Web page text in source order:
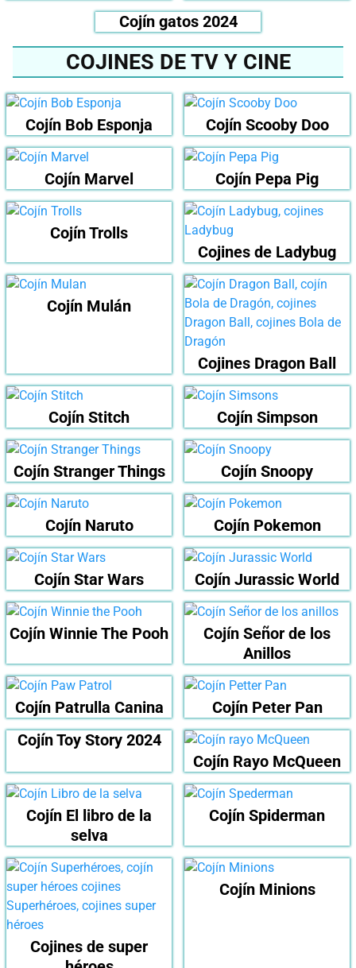
Cojín gatos 2024
COJINES DE TV Y CINE
Cojín Bob Esponja Cojín Scooby Doo
Cojín Marvel Cojín Pepa Pig
Cojín Trolls
Cojines de Ladybug
Cojín Mulán
Cojines Dragon Ball
Cojín Stitch Cojín Simpson
Cojín Stranger Things Cojín Snoopy
Cojín Naruto Cojín Pokemon
Cojín Star Wars Cojín Jurassic World
Cojín Winnie The Pooh
Cojín Señor de los
Anillos
Cojín Patrulla Canina
Cojín Peter Pan
Cojín Toy Story 2024
Cojín Rayo McQueen
Cojín El libro de la
selva
Cojín Spiderman
Cojines de super
Cojín Minions